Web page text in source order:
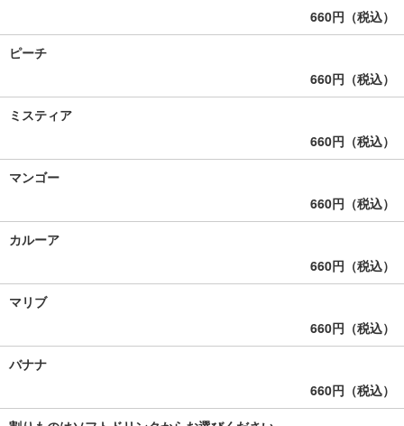
660円（税込）
ピーチ
660円（税込）
ミスティア
660円（税込）
マンゴー
660円（税込）
カルーア
660円（税込）
マリブ
660円（税込）
バナナ
660円（税込）